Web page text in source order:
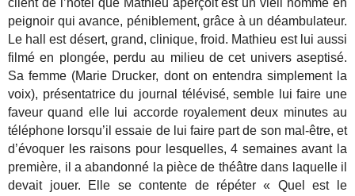
client de l’hôtel que Mathieu aperçoit est un vieil homme en
peignoir qui avance, péniblement, grâce à un déambulateur.
Le hall est désert, grand, clinique, froid. Mathieu est lui aussi
filmé en plongée, perdu au milieu de cet univers aseptisé.
Sa femme (Marie Drucker, dont on entendra simplement la
voix), présentatrice du journal télévisé, semble lui faire une
faveur quand elle lui accorde royalement deux minutes au
téléphone lorsqu’il essaie de lui faire part de son mal-être, et
d’évoquer les raisons pour lesquelles, 4 semaines avant la
première, il a abandonné la pièce de théâtre dans laquelle il
devait jouer. Elle se contente de répéter « Quel est le